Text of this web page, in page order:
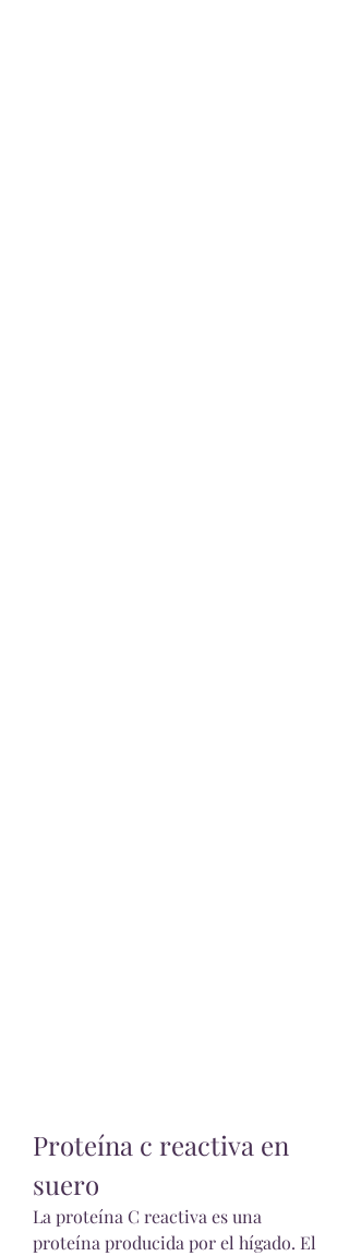
Proteína c reactiva en
suero
La proteína C reactiva es una
proteína producida por el hígado. El